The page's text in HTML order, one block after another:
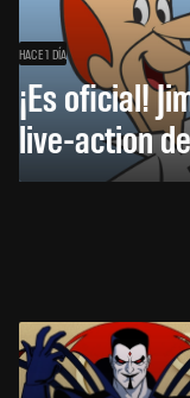
HACE 1 DÍA
¡Es oficial!
live-action